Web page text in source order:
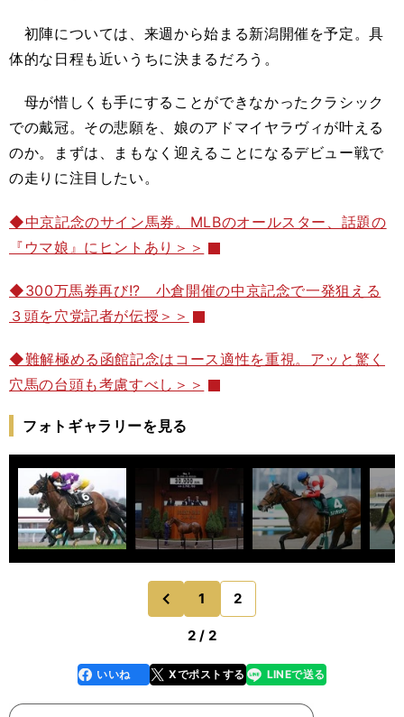
初陣については、来週から始まる新潟開催を予定。具
体的な日程も近いうちに決まるだろう。
母が惜しくも手にすることができなかったクラシック
での戴冠。その悲願を、娘のアドマイヤラヴィが叶える
のか。まずは、まもなく迎えることになるデビュー戦で
の走りに注目したい。
◆中京記念のサイン馬券。MLBのオールスター、話題の
『ウマ娘』にヒントあり＞＞
◆300万馬券再び!? 小倉開催の中京記念で一発狙える
３頭を穴党記者が伝授＞＞
◆難解極める函館記念はコース適性を重視。アッと驚く
穴馬の台頭も考慮すべし＞＞
フォトギャラリーを見る
前
1 2
2 / 2
faceboo
k
いいね Xでポストする
line LINEで送る